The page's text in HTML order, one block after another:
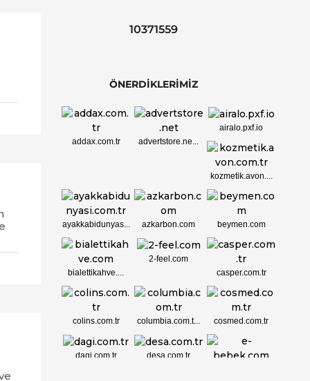
10371559
ÖNERDİKLERİMİZ
addax.com.tr advertstore.ne...
airalo.pxf.io
kozmetik.avon....
ayakkabidunyas... azkarbon.com beymen.com
bialettikahve....
2-feel.com
casper.com.tr
colins.com.tr columbia.com.t... cosmed.com.tr
dagi.com.tr
desa.com.tr